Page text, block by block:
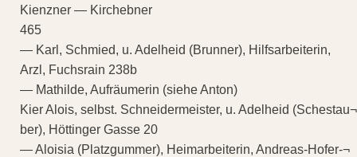
Kienzner — Kirchebner
465
— Karl, Schmied, u. Adelheid (Brunner), Hilfsarbeiterin,
Arzl, Fuchsrain 238b
— Mathilde, Aufräumerin (siehe Anton)
Kier Alois, selbst. Schneidermeister, u. Adelheid (Schestau¬
ber), Höttinger Gasse 20
— Aloisia (Platzgummer), Heimarbeiterin, Andreas-Hofer-¬